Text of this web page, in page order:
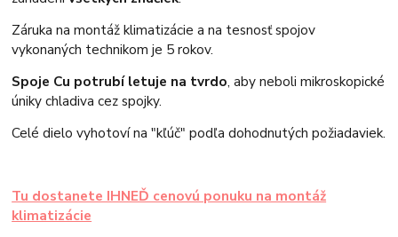
Záruka na montáž klimatizácie a na tesnosť spojov
vykonaných technikom je 5 rokov.
Spoje Cu potrubí letuje na tvrdo, aby neboli mikroskopické
úniky chladiva cez spojky.
Celé dielo vyhotoví na "kľúč" podľa dohodnutých požiadaviek.
Tu dostanete IHNEĎ cenovú ponuku na montáž
klimatizácie